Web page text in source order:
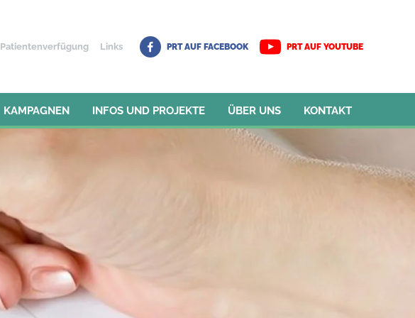
Patientenverfügung Links PRT AUF FACEBOOK PRT AUF YOUTUBE
KAMPAGNEN INFOS UND PROJEKTE ÜBER UNS KONTAKT